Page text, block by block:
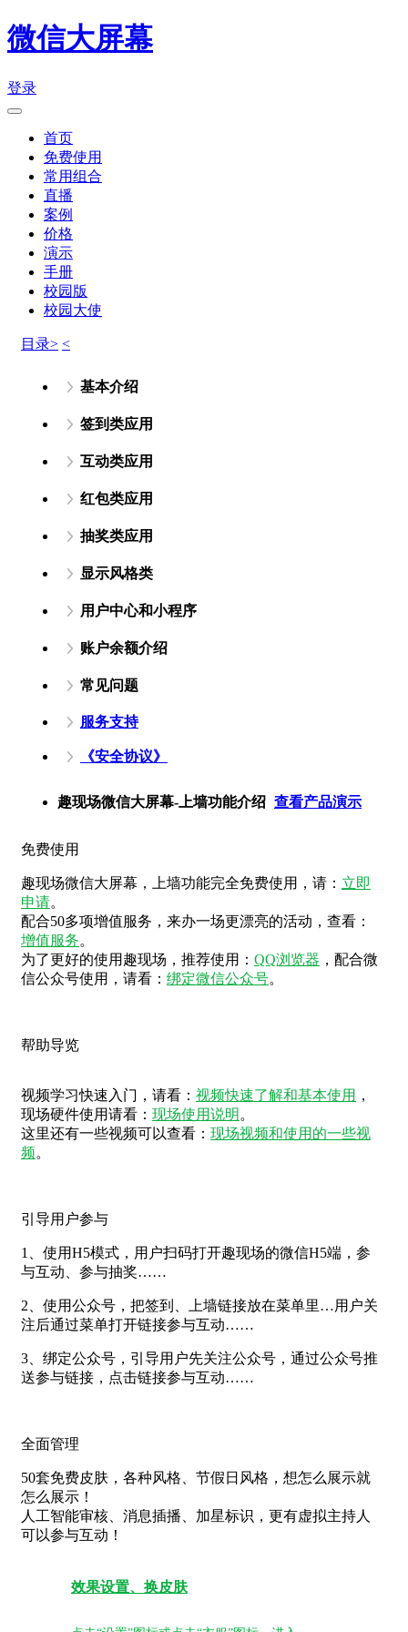
微信大屏幕
登录
首页
免费使用
常用组合
直播
案例
价格
演示
手册
校园版
校园大使
目录> <
基本介绍
签到类应用
互动类应用
红包类应用
抽奖类应用
显示风格类
用户中心和小程序
账户余额介绍
常见问题
服务支持
《安全协议》
趣现场微信大屏幕-上墙功能介绍 查看产品演示
免费使用
趣现场微信大屏幕，上墙功能完全免费使用，请： 立即
申请。
配合50多项增值服务，来办一场更漂亮的活动，查看：
增值服务。
为了更好的使用趣现场，推荐使用： QQ浏览器 ，配合微
信公众号使用，请看： 绑定微信公众号。
帮助导览
视频学习快速入门，请看： 视频快速了解和基本使用 ，
现场硬件使用请看： 现场使用说明。
这里还有一些视频可以查看： 现场视频和使用的一些视
频。
引导用户参与
1、使用H5模式，用户扫码打开趣现场的微信H5端，参
与互动、参与抽奖……
2、使用公众号，把签到、上墙链接放在菜单里…用户关
注后通过菜单打开链接参与互动……
3、绑定公众号，引导用户先关注公众号，通过公众号推
送参与链接，点击链接参与互动……
全面管理
50套免费皮肤，各种风格、节假日风格，想怎么展示就
怎么展示！
人工智能审核、消息插播、加星标识，更有虚拟主持人
可以参与互动！
效果设置、换皮肤